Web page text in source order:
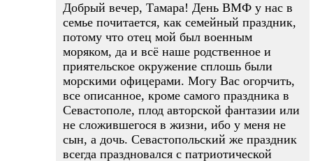
Добрый вечер, Тамара! День ВМФ у нас в
семье почитается, как семейный праздник,
потому что отец мой был военным
моряком, да и всё наше родственное и
приятельское окружение сплошь были
морскими офицерами. Могу Вас огорчить,
все описанное, кроме самого праздника в
Севастополе, плод авторской фантазии или
не сложившегося в жизни, ибо у меня не
сын, а дочь. Севастопольский же праздник
всегда праздновался с патриотической